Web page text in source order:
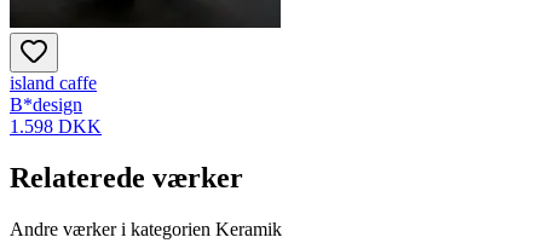
island caffe
B*design
1.598 DKK
Relaterede værker
Andre værker i kategorien Keramik